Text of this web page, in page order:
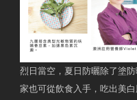
烈日當空，夏日防曬除了塗
家也可從飲食入手，吃出美